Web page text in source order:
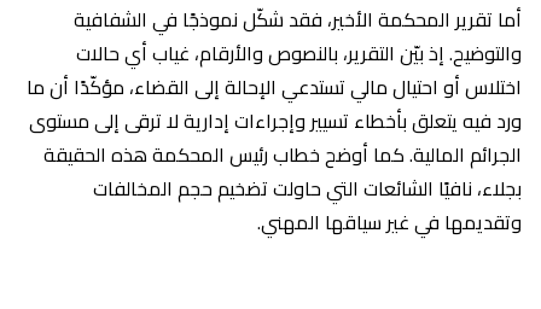
أما تقرير المحكمة الأخير، فقد شكّل نموذجًا في الشفافية
والتوضيح. إذ بيّن التقرير، بالنصوص والأرقام، غياب أي حالات
اختلاس أو احتيال مالي تستدعي الإحالة إلى القضاء، مؤكّدًا أن ما
ورد فيه يتعلق بأخطاء تسيير وإجراءات إدارية لا ترقى إلى مستوى
الجرائم المالية. كما أوضح خطاب رئيس المحكمة هذه الحقيقة
بجلاء، نافيًا الشائعات التي حاولت تضخيم حجم المخالفات
وتقديمها في غير سياقها المهني.